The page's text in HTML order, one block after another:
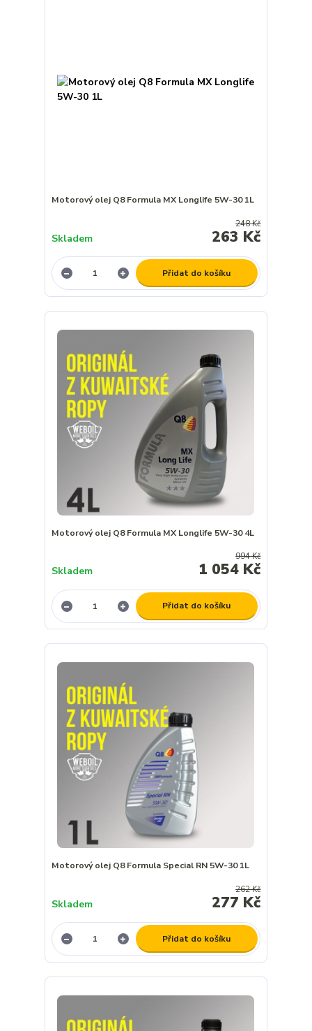
Motorový olej Q8 Formula MX Longlife 5W-30 1L
248 Kč
263 Kč
Skladem
Přidat do košíku
Motorový olej Q8 Formula MX Longlife 5W-30 4L
994 Kč
1 054 Kč
Skladem
Přidat do košíku
Motorový olej Q8 Formula Special RN 5W-30 1L
262 Kč
277 Kč
Skladem
Přidat do košíku